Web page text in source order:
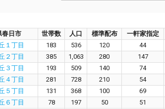
春日市 世帯数 人口 標準配布 一軒家指定
１丁目
183 536 120 44
２丁目
385 1,063 280 147
３丁目
193 509 140 74
４丁目
281 728 210 54
５丁目
131 368 100 69
６丁目
78 197 50 51